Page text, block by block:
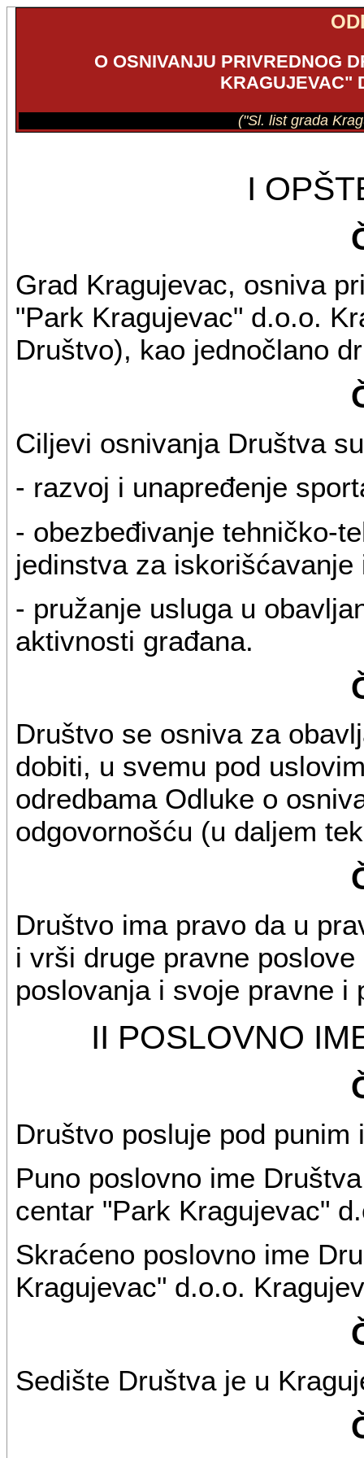
O OSNIVANJU PRIVREDNOG
KRAGUJEVAC"
("Sl. list grada
I
Grad Kragujevac, osniva
"Park Kragujevac" d.o.o.
Društvo), kao jednočlano
Ciljevi osnivanja Društva
- razvoj i unapređenje
- obezbeđivanje tehničko-
jedinstva za
- pružanje usluga u
aktivnosti građana.
Društvo se osniva za
dobiti, u svemu pod
odredbama Odluke o
odgovornošću (u daljem
Društvo ima pravo da u
i vrši druge pravne
poslovanja i svoje pravne i
II POSLOVNO
Društvo posluje pod
Puno poslovno ime
centar "Park Kragujevac"
Skraćeno poslovno ime
Kragujevac" d.o.o.
Sedište Društva je u